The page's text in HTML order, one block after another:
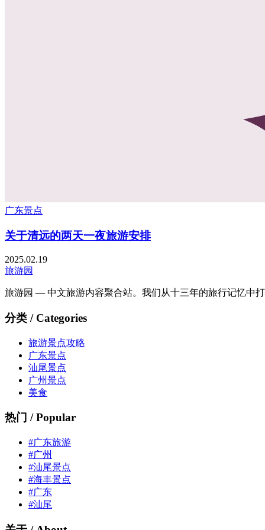
广东景点
关于清远的两天一夜旅游安排
2025.02.19
旅游园
旅游园 — 中文旅游内容聚合站。我们从十三年的旅行记忆中
分类 / Categories
旅游景点攻略
广东景点
汕尾景点
广州景点
美食
热门 / Popular
#广东旅游
#广州
#汕尾景点
#海丰景点
#广东
#汕尾